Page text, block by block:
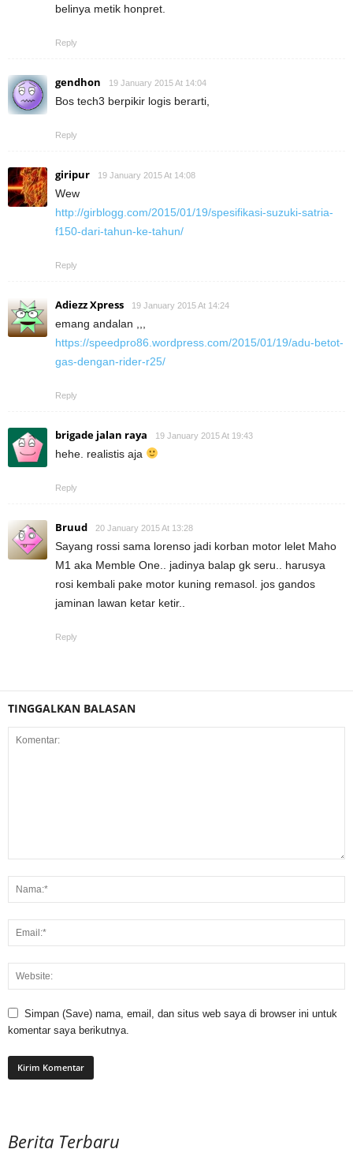
belinya metik honpret.
Reply
gendhon 19 January 2015 At 14:04
Bos tech3 berpikir logis berarti,
Reply
giripur 19 January 2015 At 14:08
Wew
http://girblogg.com/2015/01/19/spesifikasi-suzuki-satria-
f150-dari-tahun-ke-tahun/
Reply
Adiezz Xpress 19 January 2015 At 14:24
emang andalan ,,,
https://speedpro86.wordpress.com/2015/01/19/adu-betot-
gas-dengan-rider-r25/
Reply
brigade jalan raya 19 January 2015 At 19:43
hehe. realistis aja
Reply
Bruud 20 January 2015 At 13:28
Sayang rossi sama lorenso jadi korban motor lelet Maho
M1 aka Memble One.. jadinya balap gk seru.. harusya
rosi kembali pake motor kuning remasol. jos gandos
jaminan lawan ketar ketir..
Reply
TINGGALKAN BALASAN
Simpan (Save) nama, email, dan situs web saya di browser ini untuk
komentar saya berikutnya.
Berita Terbaru